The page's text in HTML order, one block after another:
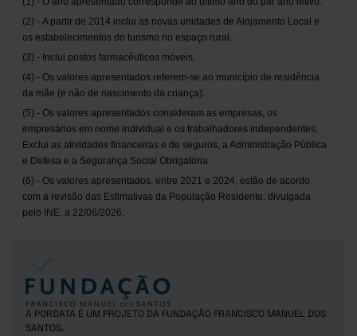
(2) - A partir de 2014 inclui as novas unidades de Alojamento Local e
os estabelecimentos do turismo no espaço rural.
(3) - Inclui postos farmacêuticos móveis.
(4) - Os valores apresentados referem-se ao município de residência
da mãe (e não de nascimento da criança).
(5) - Os valores apresentados consideram as empresas, os
empresários em nome individual e os trabalhadores independentes.
Exclui as atividades financeiras e de seguros, a Administração Pública
e Defesa e a Segurança Social Obrigatória.
(6) - Os valores apresentados, entre 2021 e 2024, estão de acordo
com a revisão das Estimativas da População Residente, divulgada
pelo INE, a 22/06/2026.
A PORDATA É UM PROJETO DA FUNDAÇÃO FRANCISCO MANUEL DOS
SANTOS.